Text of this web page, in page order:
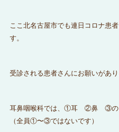
ここ北名古屋市でも連日コロナ患
す。
受診される患者さんにお願いがあり
耳鼻咽喉科では、①耳 ②鼻 ③のど
（全員①〜③ではないです）